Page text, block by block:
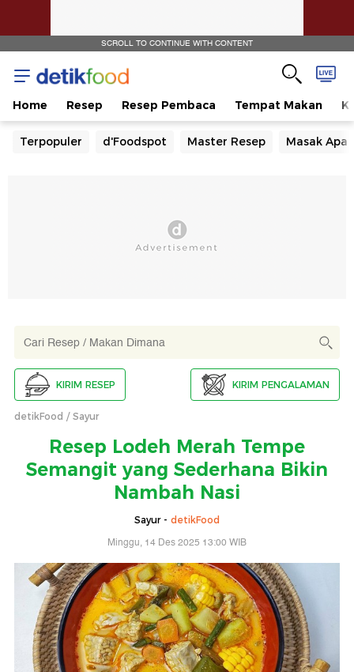
SCROLL TO CONTINUE WITH CONTENT
Home Resep Resep Pembaca Tempat Makan
Terpopuler d'Foodspot Master Resep Masak Apa
KIRIM RESEP KIRIM PENGALAMAN
detikFood Sayur
Resep Lodeh Merah Tempe
Semangit yang Sederhana Bikin
Nambah Nasi
Sayur - detikFood
Minggu, 14 Des 2025 13:00 WIB